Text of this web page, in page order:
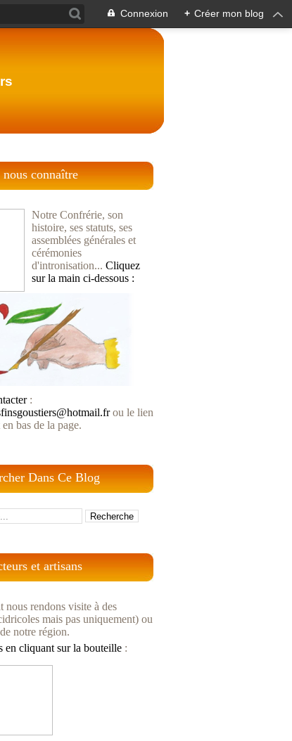
Connexion + Créer mon blog
connaître
Notre Confrérie, son
histoire, ses statuts, ses
assemblées générales et
cérémonies
d'intronisation... Cliquez
sur la main ci-dessous :
:
ou le lien
bas de la page.
Dans Ce Blog
et artisans
nous rendons visite à des
mais pas uniquement) ou
notre région.
en cliquant sur la bouteille :